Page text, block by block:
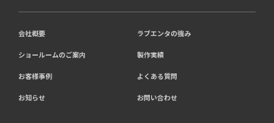
会社概要 ラブエンタの強み
ショールームのご案内 製作実績
お客様事例 よくある質問
お知らせ お問い合わせ